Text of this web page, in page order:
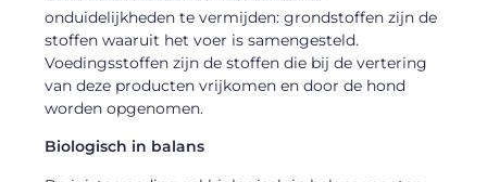
onduidelijkheden te vermijden: grondstoffen zijn de
stoffen waaruit het voer is samengesteld.
Voedingsstoffen zijn de stoffen die bij de vertering
van deze producten vrijkomen en door de hond
worden opgenomen.
Biologisch in balans